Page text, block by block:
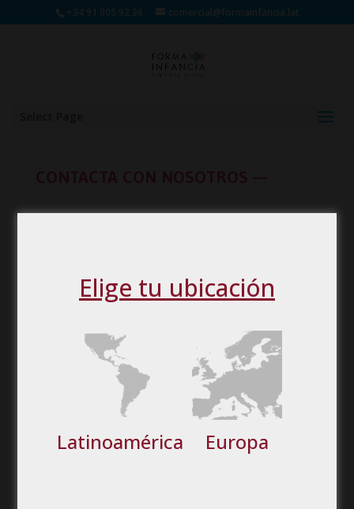
+34 91 005 92 36 comercial@formainfancia.lat
Elige tu ubicación
Latinoamérica Europa